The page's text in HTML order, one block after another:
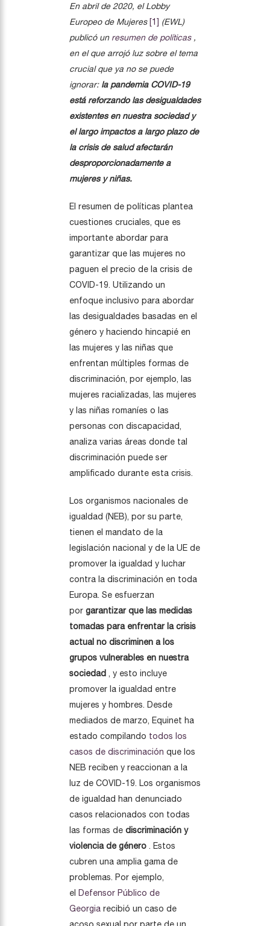
En abril de 2020, el Lobby
Europeo de Mujeres[1] (EWL)
publicó un resumen de políticas,
en el que arrojó luz sobre el tema
crucial que ya no se puede
ignorar: la pandemia COVID-19
está reforzando las desigualdades
existentes en nuestra sociedad y
el largo impactos a largo plazo de
la crisis de salud afectarán
desproporcionadamente a
mujeres y niñas.
El resumen de políticas plantea
cuestiones cruciales, que es
importante abordar para
garantizar que las mujeres no
paguen el precio de la crisis de
COVID-19. Utilizando un
enfoque inclusivo para abordar
las desigualdades basadas en el
género y haciendo hincapié en
las mujeres y las niñas que
enfrentan múltiples formas de
discriminación, por ejemplo, las
mujeres racializadas, las mujeres
y las niñas romaníes o las
personas con discapacidad,
analiza varias áreas donde tal
discriminación puede ser
amplificado durante esta crisis.
Los organismos nacionales de
igualdad (NEB), por su parte,
tienen el mandato de la
legislación nacional y de la UE de
promover la igualdad y luchar
contra la discriminación en toda
Europa. Se esfuerzan
por garantizar que las medidas
tomadas para enfrentar la crisis
actual no discriminen a los
grupos vulnerables en nuestra
sociedad , y esto incluye
promover la igualdad entre
mujeres y hombres. Desde
mediados de marzo, Equinet ha
estado compilando todos los
casos de discriminación que los
NEB reciben y reaccionan a la
luz de COVID-19. Los organismos
de igualdad han denunciado
casos relacionados con todas
las formas de discriminación y
violencia de género . Estos
cubren una amplia gama de
problemas. Por ejemplo,
el Defensor Público de
Georgia recibió un caso de
acoso sexual por parte de un